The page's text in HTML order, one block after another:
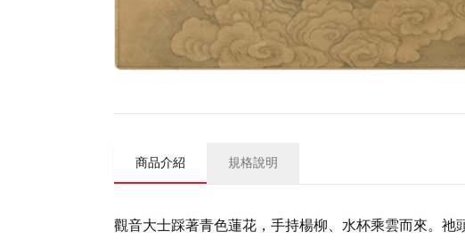
商品介紹 規格說明
觀音大士踩著青色蓮花，手持楊柳、水杯乘雲而來。